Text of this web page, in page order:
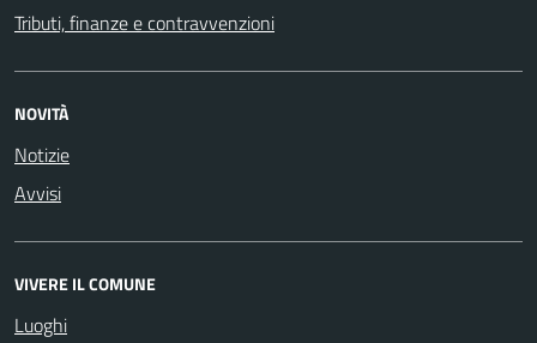
Tributi, finanze e contravvenzioni
NOVITÀ
Notizie
Avvisi
VIVERE IL COMUNE
Luoghi